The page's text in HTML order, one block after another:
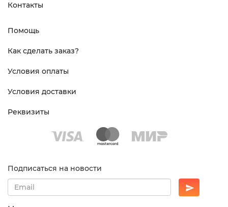
Контакты
Помощь
Как сделать заказ?
Условия оплаты
Условия доставки
Реквизиты
Подписаться на новости